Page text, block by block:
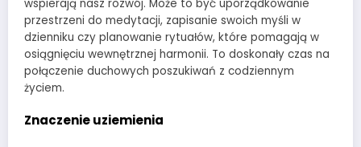
wspierają nasz rozwój. Może to być uporządkowanie
przestrzeni do medytacji, zapisanie swoich myśli w
dzienniku czy planowanie rytuałów, które pomagają w
osiągnięciu wewnętrznej harmonii. To doskonały czas na
połączenie duchowych poszukiwań z codziennym
życiem.
Znaczenie uziemienia